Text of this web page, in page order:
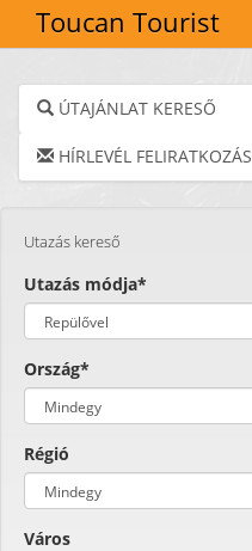
Toucan Tourist
ÚTAJÁNLAT KERESŐ
HÍRLEVÉL FELIRATKOZÁS
Utazás kereső
Utazás módja*
Ország*
Régió
Város